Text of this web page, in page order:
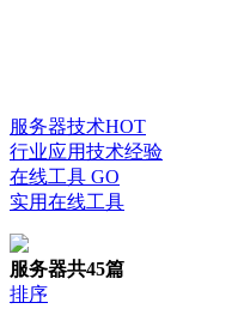
服务器技术HOT
行业应用技术经验
在线工具 GO
实用在线工具
服务器共45篇
排序